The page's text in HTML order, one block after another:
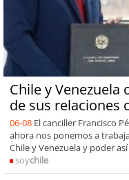
Chile y
de sus relaciones
06-08 El canciller Francisco
ahora nos ponemos a
Chile y Venezuela y poder
soychile